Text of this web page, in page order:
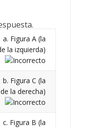
a. Figura A (la
la izquierda)
b. Figura C (la
de la derecha)
c. Figura B (la